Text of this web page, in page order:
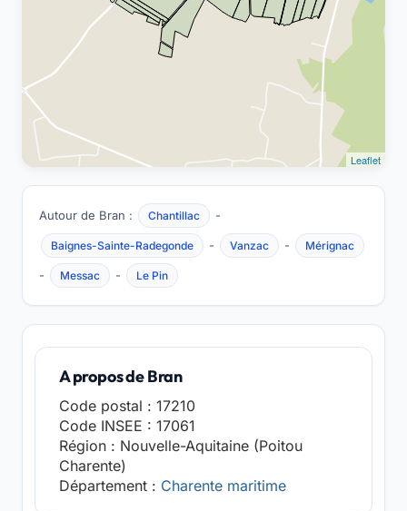
Leaflet
Autour de Bran : Chantillac -
Baignes-Sainte-Radegonde - Vanzac - Mérignac
- Messac - Le Pin
A propos de Bran
Code postal : 17210
Code INSEE : 17061
Région : Nouvelle-Aquitaine (Poitou
Charente)
Département : Charente maritime